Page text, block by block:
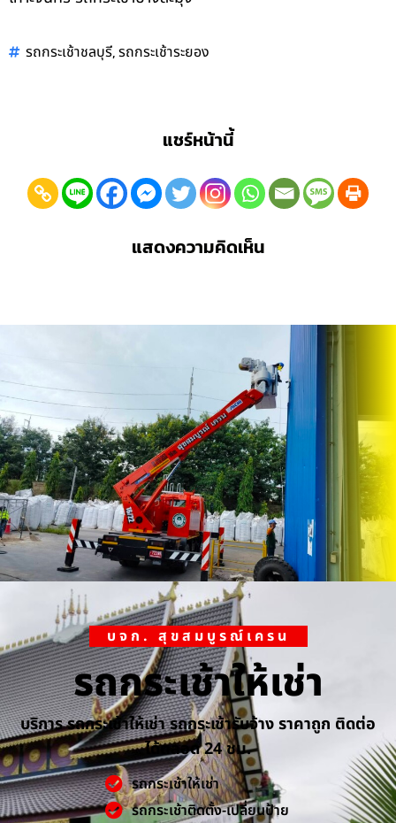
รถกระเช้าชลบุรี,รถกระเช้าระยอง
แชร์หน้านี้
แสดงความคิดเห็น
บจก. สุขสมบูรณ์เครน
รถกระเช้าให้เช่า
บริการ รถกระเช้าให้เช่า รถกระเช้ารับจ้าง ราคาถูก ติดต่อ
ได้ตลอด 24 ชม.
รถกระเช้าให้เช่า
รถกระเช้าติดตั้ง-เปลี่ยนป้าย